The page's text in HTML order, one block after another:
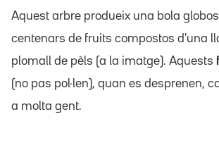
Aquest arbre produeix una bola
centenars de fruits compostos d'una
plomall de pèls (a la imatge). Aquests
(no pas pol·len), quan es desprenen,
a molta gent.